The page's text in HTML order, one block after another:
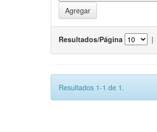
Resultados/Página |
Resultados 1-1 de 1.